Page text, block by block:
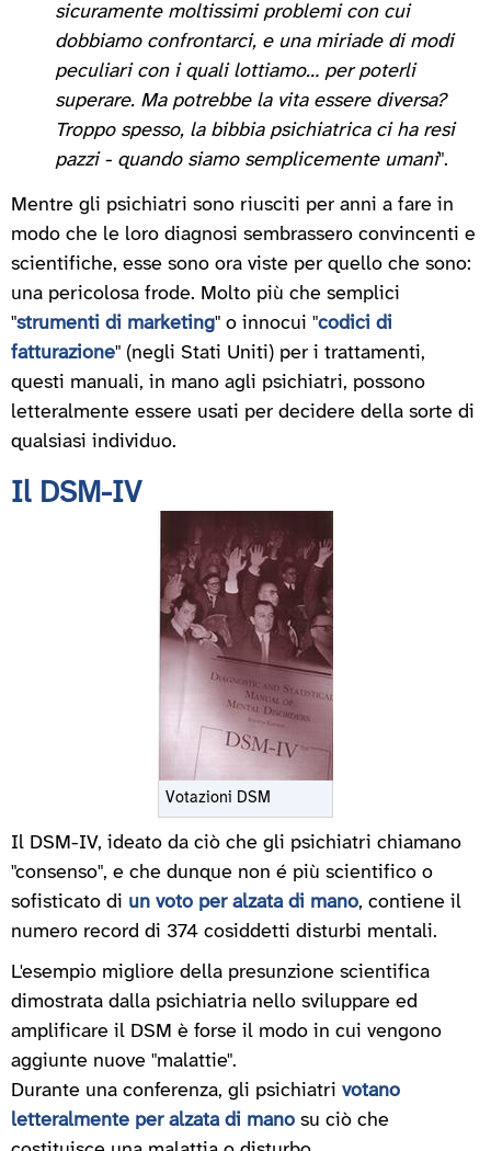
sicuramente moltissimi problemi con cui
dobbiamo confrontarci, e una miriade di modi
peculiari con i quali lottiamo… per poterli
superare. Ma potrebbe la vita essere diversa?
Troppo spesso, la bibbia psichiatrica ci ha resi
pazzi - quando siamo semplicemente umani".
Mentre gli psichiatri sono riusciti per anni a fare in
modo che le loro diagnosi sembrassero convincenti e
scientifiche, esse sono ora viste per quello che sono:
una pericolosa frode. Molto più che semplici
"strumenti di marketing" o innocui "codici di
fatturazione" (negli Stati Uniti) per i trattamenti,
questi manuali, in mano agli psichiatri, possono
letteralmente essere usati per decidere della sorte di
qualsiasi individuo.
Il DSM-IV
Votazioni DSM
Il DSM-IV, ideato da ciò che gli psichiatri chiamano
"consenso", e che dunque non é più scientifico o
sofisticato di un voto per alzata di mano, contiene il
numero record di 374 cosiddetti disturbi mentali.
L'esempio migliore della presunzione scientifica
dimostrata dalla psichiatria nello sviluppare ed
amplificare il DSM è forse il modo in cui vengono
aggiunte nuove "malattie".
Durante una conferenza, gli psichiatri votano
letteralmente per alzata di mano su ciò che